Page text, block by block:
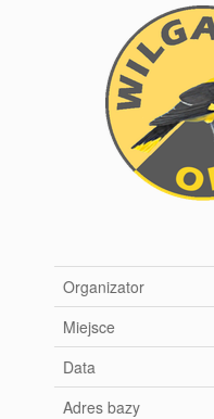
Organizator
Miejsce
Data
Adres bazy